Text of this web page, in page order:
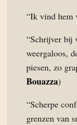
“Ik vind hem
“Schrijver bij
weergaloos,
piesen, zo
Bouazza)
“Scherpe
grenzen van